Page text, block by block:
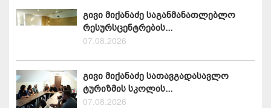
გივი მიქანაძე საგანმანათლებლო
რესურსცენტრების...
07.08.2026
გივი მიქანაძე სათავგადასავლო
ტურიზმის სკოლის...
07.08.2026